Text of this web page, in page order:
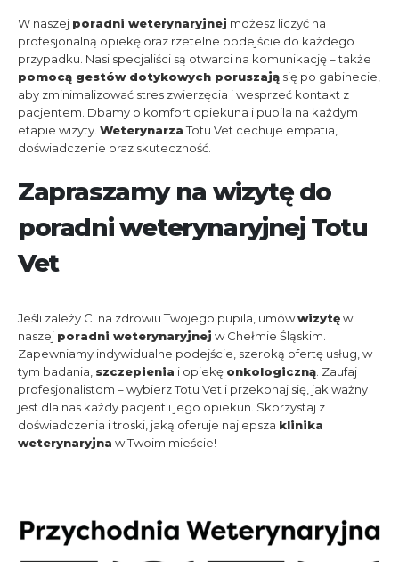
W naszej poradni weterynaryjnej możesz liczyć na
profesjonalną opiekę oraz rzetelne podejście do każdego
przypadku. Nasi specjaliści są otwarci na komunikację – także
pomocą gestów dotykowych poruszają się po gabinecie,
aby zminimalizować stres zwierzęcia i wesprzeć kontakt z
pacjentem. Dbamy o komfort opiekuna i pupila na każdym
etapie wizyty. WeterynarzaTotu Vet cechuje empatia,
doświadczenie oraz skuteczność.
Zapraszamy na wizytę do
poradni weterynaryjnej Totu
Vet
Jeśli zależy Ci na zdrowiu Twojego pupila, umówwizytęw
naszej poradni weterynaryjnej w Chełmie Śląskim.
Zapewniamy indywidualne podejście, szeroką ofertę usług, w
tym badania, szczepienia i opiekę onkologiczną . Zaufaj
profesjonalistom – wybierz Totu Vet i przekonaj się, jak ważny
jest dla nas każdy pacjent i jego opiekun. Skorzystaj z
doświadczenia i troski, jaką oferuje najlepsza klinika
weterynaryjna w Twoim mieście!